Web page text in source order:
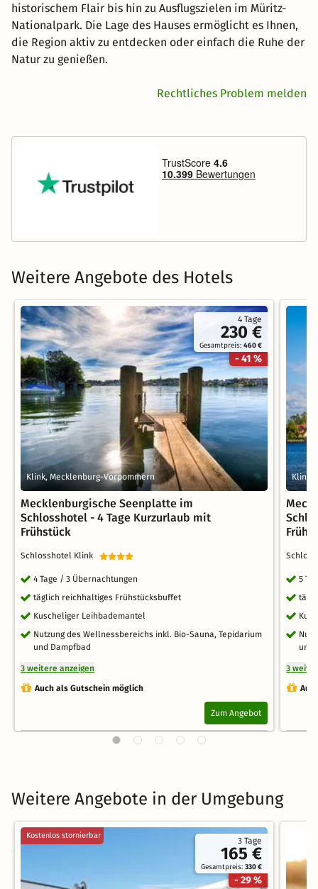
historischem Flair bis hin zu Ausflugszielen im Müritz-
Nationalpark. Die Lage des Hauses ermöglicht es Ihnen,
die Region aktiv zu entdecken oder einfach die Ruhe der
Natur zu genießen.
Rechtliches Problem melden
Weitere Angebote des Hotels
4 Tage
230 €
Gesamtpreis:460 €
- 41 %
Klink, Mecklenburg-Vorpommern
Mecklenburgische Seenplatte im
Schlosshotel - 4 Tage Kurzurlaub mit
Frühstück
Schlosshotel Klink
4 Tage / 3 Übernachtungen
täglich reichhaltiges Frühstücksbuffet
Kuscheliger Leihbademantel
Nutzung des Wellnessbereichs inkl. Bio-Sauna, Tepidarium
und Dampfbad
3 weitere anzeigen
Auch als Gutschein möglich
Zum Angebot
Klink,
5
und
3
Weitere Angebote in der Umgebung
3 Tage
165 €
Gesamtpreis:330 €
- 29 %
Kostenlos stornierbar